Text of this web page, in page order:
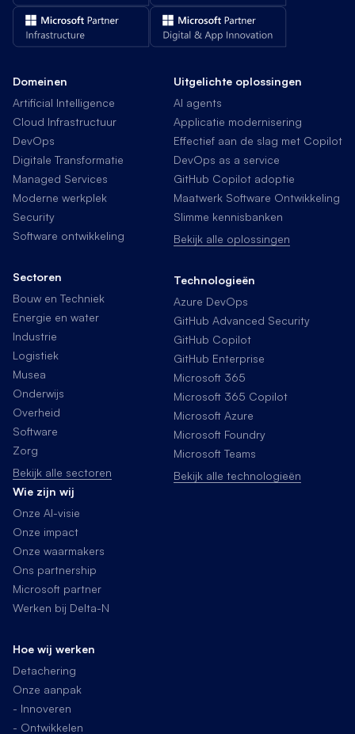
Domeinen
Artificial Intelligence
Cloud Infrastructuur
DevOps
Digitale Transformatie
Managed Services
Moderne werkplek
Security
Software ontwikkeling
Sectoren
Bouw en Techniek
Energie en water
Industrie
Logistiek
Musea
Onderwijs
Overheid
Software
Zorg
Bekijk alle sectoren
Uitgelichte oplossingen
AI agents
Applicatie modernisering
Effectief aan de slag met Copilot
DevOps as a service
GitHub Copilot adoptie
Maatwerk Software Ontwikkeling
Slimme kennisbanken
Bekijk alle oplossingen
Technologieën
Azure DevOps
GitHub Advanced Security
GitHub Copilot
GitHub Enterprise
Microsoft 365
Microsoft 365 Copilot
Microsoft Azure
Microsoft Foundry
Microsoft Teams
Bekijk alle technologieën
Wie zijn wij
Onze AI-visie
Onze impact
Onze waarmakers
Ons partnership
Microsoft partner
Werken bij Delta-N
Hoe wij werken
Detachering
Onze aanpak
- Innoveren
- Ontwikkelen